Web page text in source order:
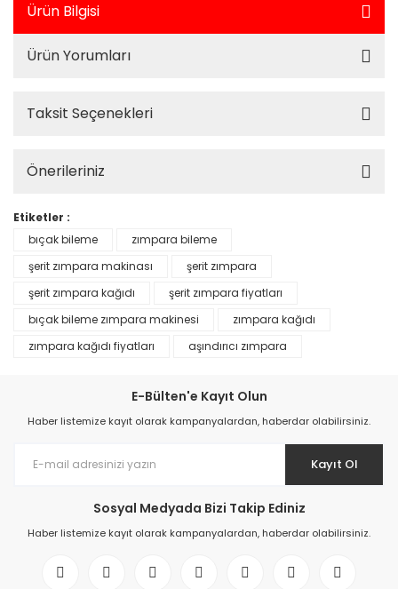
Ürün Bilgisi
Ürün Yorumları
Taksit Seçenekleri
Önerileriniz
Etiketler :
bıçak bileme
zımpara bileme
şerit zımpara makinası
şerit zımpara
şerit zımpara kağıdı
şerit zımpara fiyatları
bıçak bileme zımpara makinesi
zımpara kağıdı
zımpara kağıdı fiyatları
aşındırıcı zımpara
E-Bülten'e Kayıt Olun
Haber listemize kayıt olarak kampanyalardan, haberdar olabilirsiniz.
Kayıt Ol
Sosyal Medyada Bizi Takip Ediniz
Haber listemize kayıt olarak kampanyalardan, haberdar olabilirsiniz.